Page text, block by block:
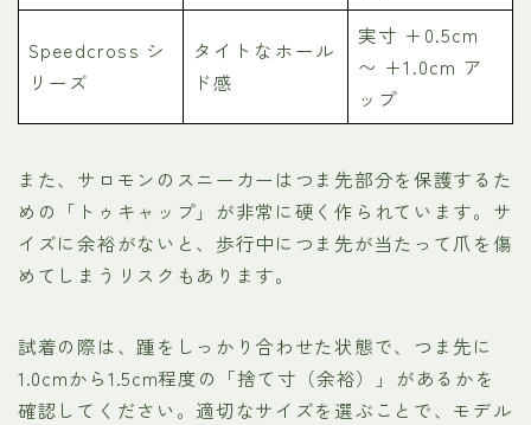
Speedcross シ
リーズ
タイトなホール
ド感
実寸 +0.5cm
〜 +1.0cm ア
ップ
また、サロモンのスニーカーはつま先部分を保護するた
めの「トゥキャップ」が非常に硬く作られています。サ
イズに余裕がないと、歩行中につま先が当たって爪を傷
めてしまうリスクもあります。
試着の際は、踵をしっかり合わせた状態で、つま先に
1.0cmから1.5cm程度の「捨て寸（余裕）」があるかを
確認してください。適切なサイズを選ぶことで、モデル